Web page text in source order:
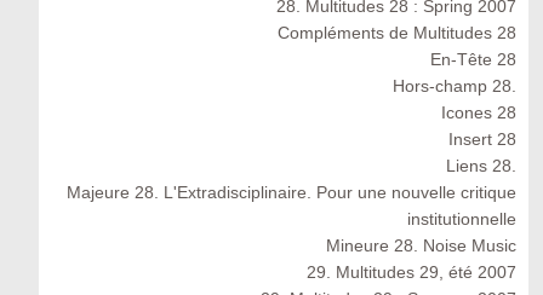
28. Multitudes 28 : Spring 2007
Compléments de Multitudes 28
En-Tête 28
Hors-champ 28.
Icones 28
Insert 28
Liens 28.
Majeure 28. L'Extradisciplinaire. Pour une nouvelle critique
institutionnelle
Mineure 28. Noise Music
29. Multitudes 29, été 2007